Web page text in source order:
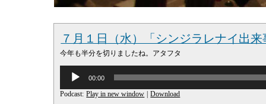
７月１日（水）「シンジラレナイ出
今年も半分を切りましたね。アタフタ
プ
00:00
Podcast: Play in new window Download